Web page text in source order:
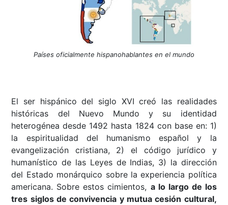
Países oficialmente hispanohablantes en el mundo
El ser hispánico del siglo XVI creó las realidades
históricas del Nuevo Mundo y su identidad
heterogénea desde 1492 hasta 1824 con base en: 1)
la espiritualidad del humanismo español y la
evangelización cristiana, 2) el código jurídico y
humanístico de las Leyes de Indias, 3) la dirección
del Estado monárquico sobre la experiencia política
americana. Sobre estos cimientos, a lo largo de los
tres siglos de convivencia y mutua cesión cultural,